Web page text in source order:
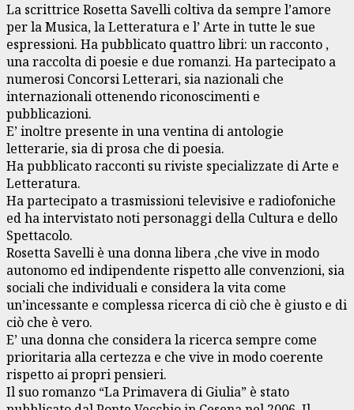
La scrittrice Rosetta Savelli coltiva da sempre l’amore
per la Musica, la Letteratura e l’ Arte in tutte le sue
espressioni. Ha pubblicato quattro libri: un racconto ,
una raccolta di poesie e due romanzi. Ha partecipato a
numerosi Concorsi Letterari, sia nazionali che
internazionali ottenendo riconoscimenti e
pubblicazioni.
E’ inoltre presente in una ventina di antologie
letterarie, sia di prosa che di poesia.
Ha pubblicato racconti su riviste specializzate di Arte e
Letteratura.
Ha partecipato a trasmissioni televisive e radiofoniche
ed ha intervistato noti personaggi della Cultura e dello
Spettacolo.
Rosetta Savelli è una donna libera ,che vive in modo
autonomo ed indipendente rispetto alle convenzioni, sia
sociali che individuali e considera la vita come
un’incessante e complessa ricerca di ciò che è giusto e di
ciò che è vero.
E’ una donna che considera la ricerca sempre come
prioritaria alla certezza e che vive in modo coerente
rispetto ai propri pensieri.
Il suo romanzo “La Primavera di Giulia” è stato